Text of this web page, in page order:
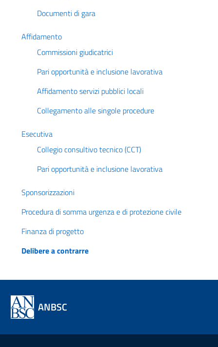
Documenti di gara
Affidamento
Commissioni giudicatrici
Pari opportunità e inclusione lavorativa
Affidamento servizi pubblici locali
Collegamento alle singole procedure
Esecutiva
Collegio consultivo tecnico (CCT)
Pari opportunità e inclusione lavorativa
Sponsorizzazioni
Procedura di somma urgenza e di protezione civile
Finanza di progetto
Delibere a contrarre
ANBSC